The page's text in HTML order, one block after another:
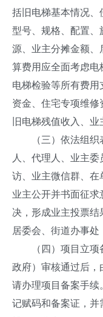
括旧电梯基本情况、
型号、规格、配置、
源、业主分摊金额、
算费用应全面考虑电
电梯检验等所有费
资金、住宅专项维修
旧电梯残值收入、业
（三）依法组织
人、代理人、业主
访、业主微信群、在
业主公开并书面征
决，形成业主投票
居委会、街道办事处
（四）项目立项
政府）审核通过后，
请办理项目备案手续
记赋码和备案证，并